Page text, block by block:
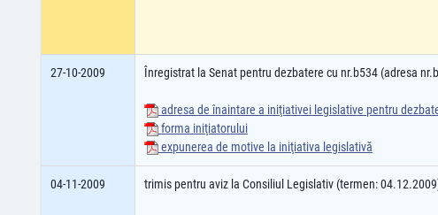
27-10-2009 Înregistrat la Senat pentru dezbatere cu nr.b534 (adresa
adresa de înaintare a iniţiativei legislative pentru
forma iniţiatorului
expunerea de motive la iniţiativa legislativă
04-11-2009 trimis pentru aviz la Consiliul Legislativ (termen: